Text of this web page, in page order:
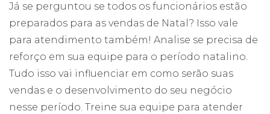
Já se perguntou se todos os funcionários estão
preparados para as vendas de Natal? Isso vale
para atendimento também! Analise se precisa de
reforço em sua equipe para o período natalino.
Tudo isso vai influenciar em como serão suas
vendas e o desenvolvimento do seu negócio
nesse período. Treine sua equipe para atender